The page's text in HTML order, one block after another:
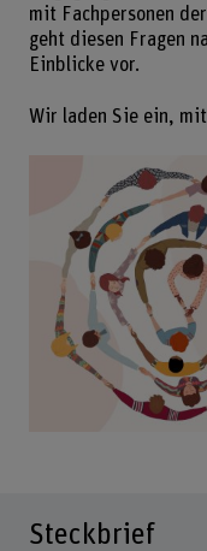
mit Fachpersonen
geht diesen Fragen
Einblicke vor.
Wir laden Sie ein, mit
Steckbrief